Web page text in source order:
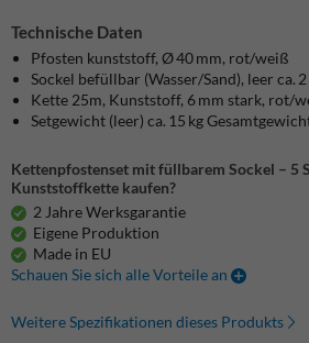
Technische Daten
Pfosten kunststoff, Ø 40 mm, rot/weiß
Sockel befüllbar (Wasser/Sand), leer ca.
Kette 25m, Kunststoff, 6 mm stark, rot/
Setgewicht (leer) ca. 15 kg
Kettenpfostenset mit füllbarem Sockel – 5
Kunststoffkette kaufen?
2 Jahre Werksgarantie
Eigene Produktion
Made in EU
Schauen Sie sich alle Vorteile an
Weitere Spezifikationen dieses Produkts